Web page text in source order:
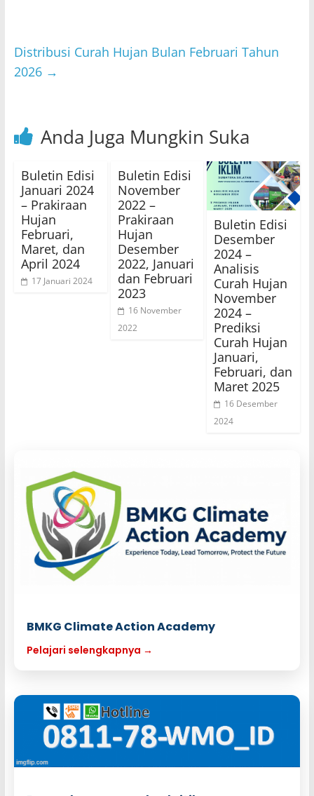
k
Distribusi Curah Hujan Bulan Februari Tahun
2026 →
Anda Juga Mungkin Suka
Buletin Edisi
Januari 2024
– Prakiraan
Hujan
Februari,
Maret, dan
April 2024
17 Januari 2024
Buletin Edisi
November
2022 –
Prakiraan
Hujan
Desember
2022, Januari
dan Februari
2023
16 November
2022
Buletin Edisi
Desember
2024 –
Analisis
Curah Hujan
November
2024 –
Prediksi
Curah Hujan
Januari,
Februari, dan
Maret 2025
16 Desember
2024
BMKG Climate Action Academy
Pelajari selengkapnya →